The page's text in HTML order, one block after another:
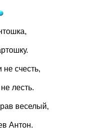
не счесть,
лесть.
веселый,
Антон.